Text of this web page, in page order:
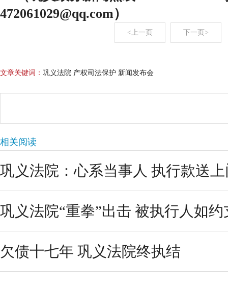
472061029@qq.com）
<上一页 下一页>
文章关键词： 巩义法院 产权司法保护 新闻发布会
相关阅读
巩义法院：心系当事人 执行款送
巩义法院“重拳”出击 被执行人如
欠债十七年 巩义法院终执结